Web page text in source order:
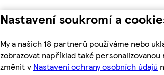
Nastavení soukromí a
My a našich 18 partnerů používáme nebo
zobrazovat například také
změnit v Nastavení ochrany osobních údajů